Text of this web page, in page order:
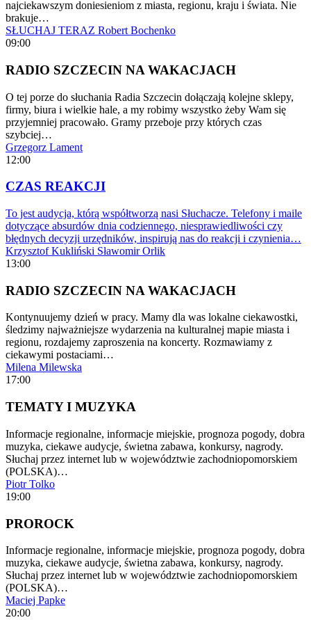
najciekawszym doniesieniom z miasta, regionu, kraju i świata. Nie
brakuje…
SŁUCHAJ TERAZ Robert Bochenko
09:00
RADIO SZCZECIN NA WAKACJACH
O tej porze do słuchania Radia Szczecin dołączają kolejne sklepy,
firmy, biura i wielkie hale, a my robimy wszystko żeby Wam się
przyjemniej pracowało. Gramy przeboje przy których czas
szybciej…
Grzegorz Lament
12:00
CZAS REAKCJI
To jest audycja, którą współtworzą nasi Słuchacze. Telefony i maile
dotyczące absurdów dnia codziennego, niesprawiedliwości czy
błędnych decyzji urzędników, inspirują nas do reakcji i czynienia…
Krzysztof Kukliński Sławomir Orlik
13:00
RADIO SZCZECIN NA WAKACJACH
Kontynuujemy dzień w pracy. Mamy dla was lokalne ciekawostki,
śledzimy najważniejsze wydarzenia na kulturalnej mapie miasta i
regionu, rozdajemy zaproszenia na koncerty. Rozmawiamy z
ciekawymi postaciami…
Milena Milewska
17:00
TEMATY I MUZYKA
Informacje regionalne, informacje miejskie, prognoza pogody, dobra
muzyka, ciekawe audycje, świetna zabawa, konkursy, nagrody.
Słuchaj przez internet lub w województwie zachodniopomorskiem
(POLSKA)…
Piotr Tolko
19:00
PROROCK
Informacje regionalne, informacje miejskie, prognoza pogody, dobra
muzyka, ciekawe audycje, świetna zabawa, konkursy, nagrody.
Słuchaj przez internet lub w województwie zachodniopomorskiem
(POLSKA)…
Maciej Papke
20:00